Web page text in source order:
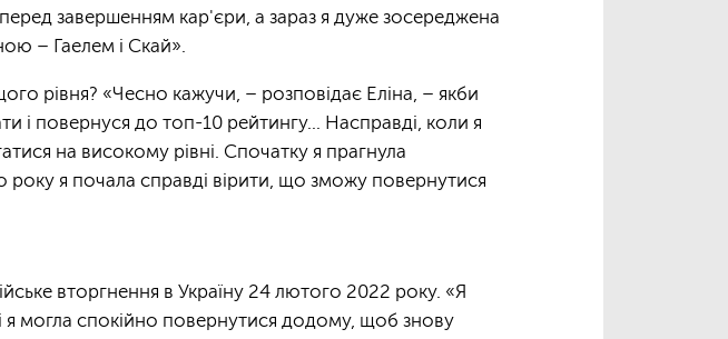
завершенням кар'єри, а зараз я дуже зосереджена
– Гаелем і Скай».
рівня? «Чесно кажучи, – розповідає Еліна, – якби
і повернуся до топ-10 рейтингу... Насправді, коли я
на високому рівні. Спочатку я прагнула
я почала справді вірити, що зможу повернутися
вторгнення в Україну 24 лютого 2022 року. «Я
я могла спокійно повернутися додому, щоб знову